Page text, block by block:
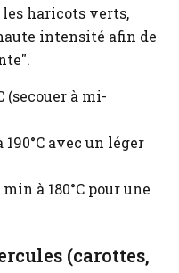
haricots verts,
intensité afin de
(secouer à mi-
190°C avec un léger
min à 180°C pour une
(carottes,